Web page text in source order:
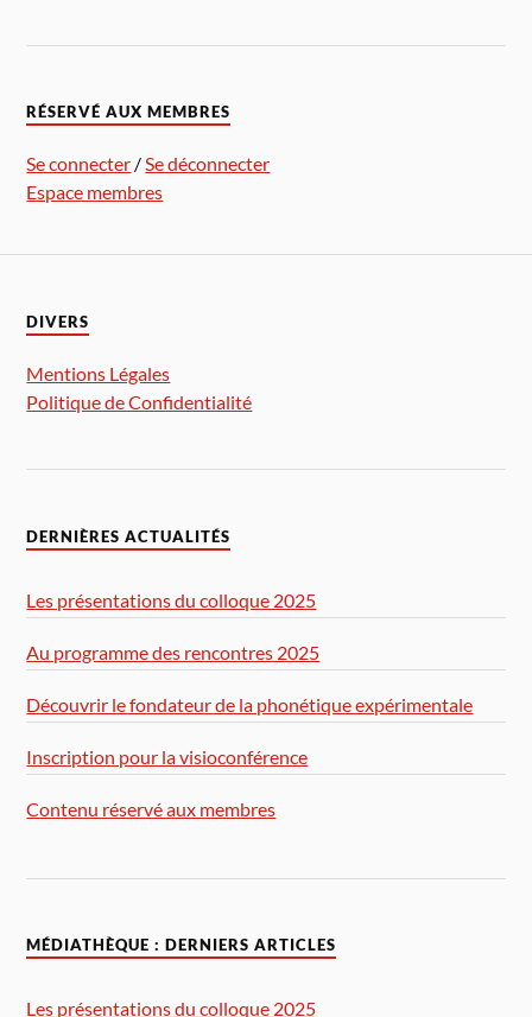
RÉSERVÉ AUX MEMBRES
Se connecter /Se déconnecter
Espace membres
DIVERS
Mentions Légales
Politique de Confidentialité
DERNIÈRES ACTUALITÉS
Les présentations du colloque 2025
Au programme des rencontres 2025
Découvrir le fondateur de la phonétique expérimentale
Inscription pour la visioconférence
Contenu réservé aux membres
MÉDIATHÈQUE : DERNIERS ARTICLES
Les présentations du colloque 2025